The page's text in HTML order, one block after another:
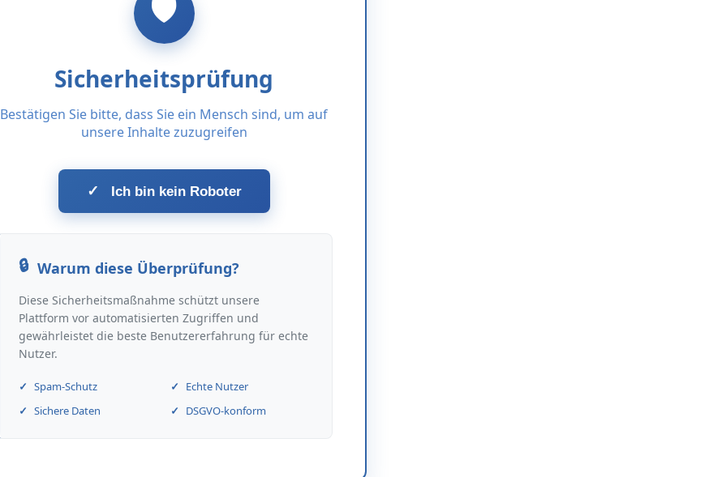
Sicherheitsprüfung
Bestätigen Sie bitte, dass Sie ein Mensch sind, um auf
unsere Inhalte zuzugreifen
✓ Ich bin kein Roboter
Warum diese Überprüfung?
Diese Sicherheitsmaßnahme schützt unsere
Plattform vor automatisierten Zugriffen und
gewährleistet die beste Benutzererfahrung für echte
Nutzer.
Spam-Schutz
Echte Nutzer
Sichere Daten
DSGVO-konform